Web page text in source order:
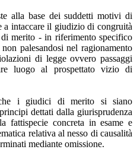
alla base dei suddetti motivi di
a intaccare il giudizio di congruità
merito - in riferimento specifico
palesandosi nel ragionamento
di legge ovvero passaggi
luogo al prospettato vizio di
i giudici di merito si siano
dettati dalla giurisprudenza
fattispecie concreta in esame e
relativa al nesso di causalità
mediante omissione.